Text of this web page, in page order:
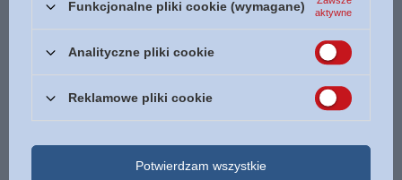
Funkcjonalne pliki cookie (wymagane)
aktywne
Analityczne pliki cookie
Reklamowe pliki cookie
Potwierdzam wszystkie